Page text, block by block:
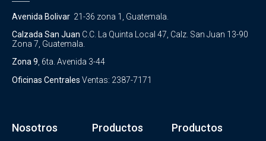
Avenida Bolivar 21-36 zona 1, Guatemala.
Calzada San Juan C.C. La Quinta Local 47, Calz. San Juan 13-90
Zona 7, Guatemala.
Zona 9, 6ta. Avenida 3-44
Oficinas Centrales Ventas: 2387-7171
Nosotros Productos Productos